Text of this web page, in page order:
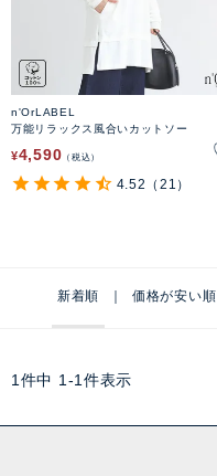
n'OrLABEL
万能リラックス風合いカットソー
¥4,590 税込
4.52 （21）
新着順 価格が安い順
1 件中 1 -1 件表示